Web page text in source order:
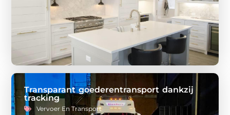
Transparant goederentransport dankzij
tracking
Vervoer En Transport